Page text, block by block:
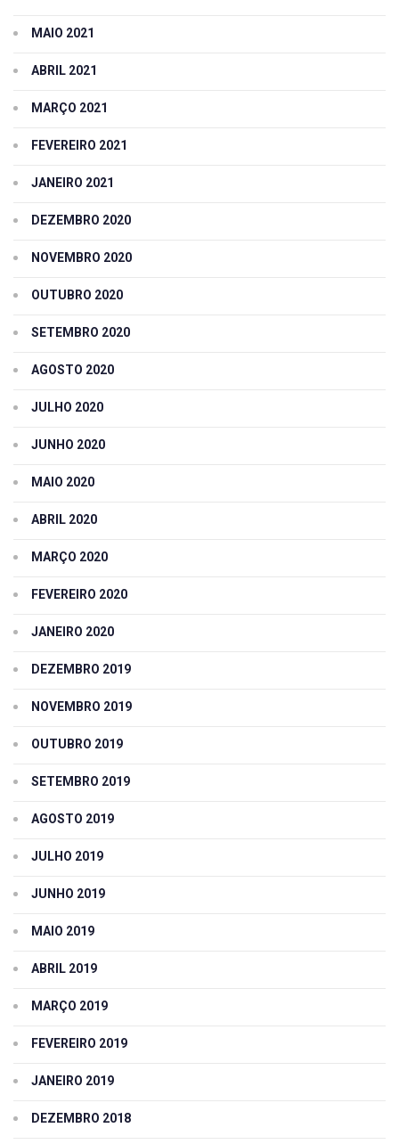
MAIO 2021
ABRIL 2021
MARÇO 2021
FEVEREIRO 2021
JANEIRO 2021
DEZEMBRO 2020
NOVEMBRO 2020
OUTUBRO 2020
SETEMBRO 2020
AGOSTO 2020
JULHO 2020
JUNHO 2020
MAIO 2020
ABRIL 2020
MARÇO 2020
FEVEREIRO 2020
JANEIRO 2020
DEZEMBRO 2019
NOVEMBRO 2019
OUTUBRO 2019
SETEMBRO 2019
AGOSTO 2019
JULHO 2019
JUNHO 2019
MAIO 2019
ABRIL 2019
MARÇO 2019
FEVEREIRO 2019
JANEIRO 2019
DEZEMBRO 2018